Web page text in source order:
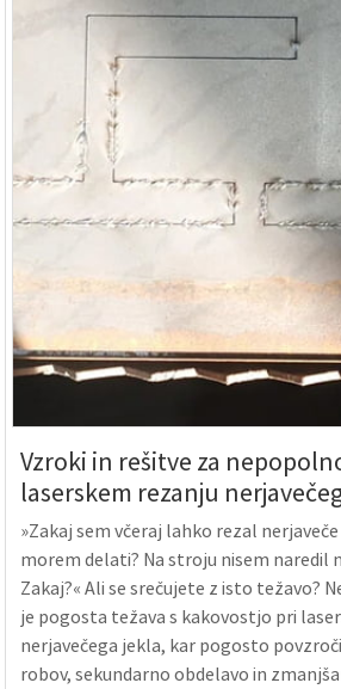
Vzroki in rešitve za
laserskem rezanju
»Zakaj sem včeraj lahko rezal
morem delati? Na stroju nisem naredil
Zakaj?« Ali se srečujete z isto težavo?
je pogosta težava s kakovostjo pri
nerjavečega jekla, kar pogosto
robov, sekundarno obdelavo in